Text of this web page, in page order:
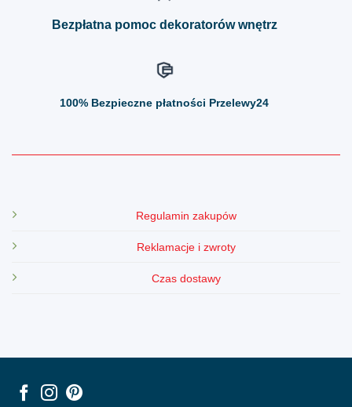
Bezpłatna pomoc dekoratorów wnętrz
100% Bezpieczne płatności Przelewy24
Regulamin zakupów
Reklamacje i zwroty
Czas dostawy